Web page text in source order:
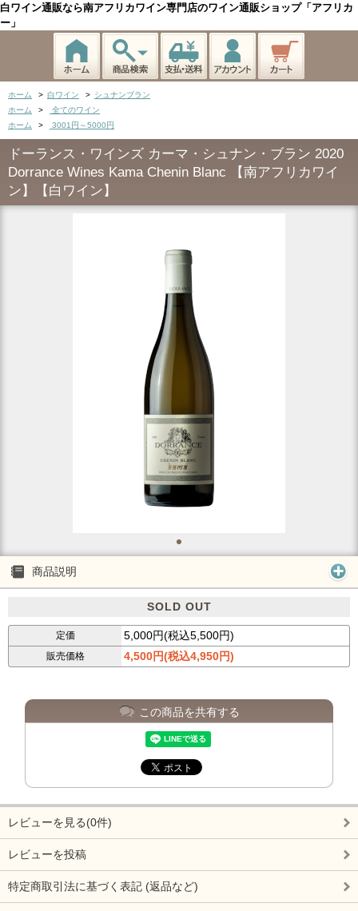
白ワイン通販なら南アフリカワイン専門店のワイン通販ショップ「アフリカ
ー」
ホーム > 白ワイン > シュナンブラン
ホーム
>
全てのワイン
ホーム
> 3001円～5000円
ドーランス・ワインズ カーマ・シュナン・ブラン 2020
Dorrance Wines Kama Chenin Blanc 【南アフリカワイ
ン】【白ワイン】
商品説明
SOLD OUT
定価 5,000円(税込5,500円)
販売価格 4,500円(税込4,950円)
この商品を共有する
レビューを見る(0件)
レビューを投稿
特定商取引法に基づく表記 (返品など)